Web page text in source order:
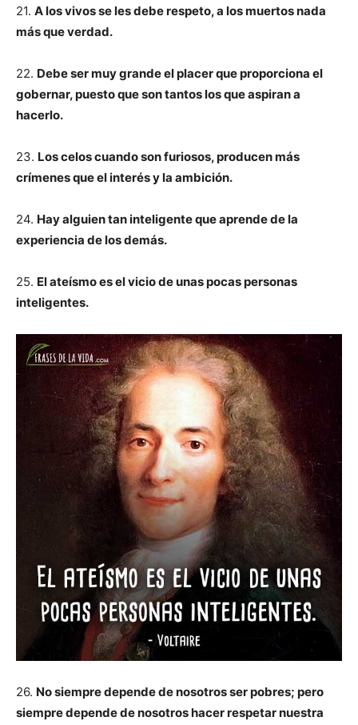
21. A los vivos se les debe respeto, a los muertos nada
más que verdad.
22. Debe ser muy grande el placer que proporciona el
gobernar, puesto que son tantos los que aspiran a
hacerlo.
23. Los celos cuando son furiosos, producen más
crímenes que el interés y la ambición.
24. Hay alguien tan inteligente que aprende de la
experiencia de los demás.
25. El ateísmo es el vicio de unas pocas personas
inteligentes.
26. No siempre depende de nosotros ser pobres; pero
siempre depende de nosotros hacer respetar nuestra